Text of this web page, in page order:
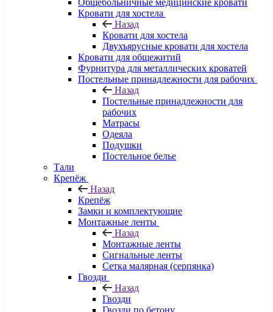
Общебольничные медицинские кровати
Кровати для хостела
Назад
Кровати для хостела
Двухъярусные кровати для хостела
Кровати для общежитий
Фурнитура для металлических кроватей
Постельные принадлежности для рабочих
Назад
Постельные принадлежности для
рабочих
Матрасы
Одеяла
Подушки
Постельное белье
Тали
Крепёж
Назад
Крепёж
Замки и комплектующие
Монтажные ленты
Назад
Монтажные ленты
Сигнальные ленты
Сетка малярная (серпянка)
Гвозди
Назад
Гвозди
Гвозди по бетону